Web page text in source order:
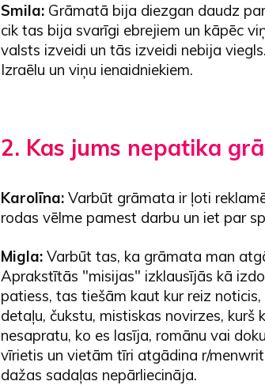
Smila: Grāmatā bija diezgan daudz
cik tas bija svarīgi ebrejiem un kāpēc
valsts izveidi un tās izveidi nebija
Izraēlu un viņu ienaidniekiem.
2. Kas jums nepatika
Karolīna: Varbūt grāmata ir ļoti
rodas vēlme pamest darbu un iet par
Migla: Varbūt tas, ka grāmata man
Aprakstītās "misijas" izklausījās kā
patiess, tas tiešām kaut kur reiz
detaļu, čukstu, mistiskas novirzes, kurš
nesapratu, ko es lasīja, romānu vai
vīrietis un vietām tīri atgādina r/
dažas sadaļas nepārliecināja.